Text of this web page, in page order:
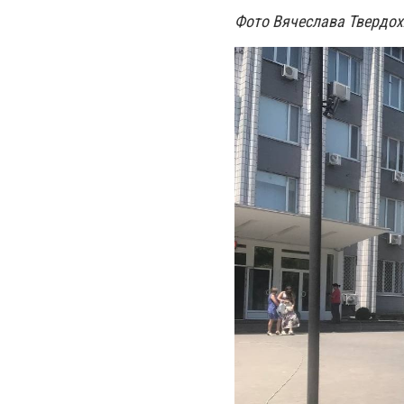
Фото Вячеслава